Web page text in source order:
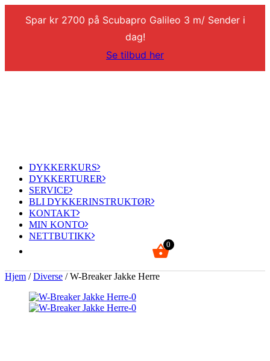
Spar kr 2700 på Scubapro Galileo 3 m/ Sender i
dag!
Se tilbud her
DYKKERKURS
DYKKERTURER
SERVICE
BLI DYKKERINSTRUKTØR
KONTAKT
MIN KONTO
NETTBUTIKK
0
Hjem /Diverse / W-Breaker Jakke Herre